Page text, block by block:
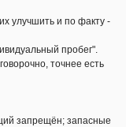
улучшить и по факту -
пробег".
точнее есть
запрещён; запасные